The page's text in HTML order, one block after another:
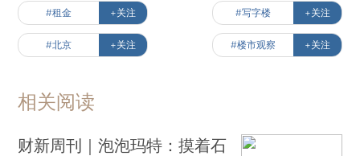
#租金 +关注 #写字楼 +关注
#北京 +关注 #楼市观察 +关注
相关阅读
财新周刊｜泡泡玛特：摸着石